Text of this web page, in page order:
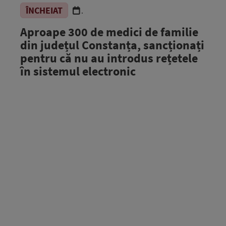
ÎNCHEIAT .
Aproape 300 de medici de familie
din județul Constanța, sancționați
pentru că nu au introdus rețetele
în sistemul electronic